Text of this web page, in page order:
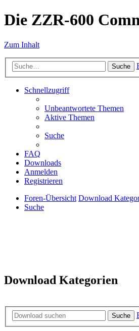
Die ZZR-600
Zum Inhalt
Suche
Schnellzugriff
Unbeantwortete Themen
Aktive Themen
Suche
FAQ
Downloads
Anmelden
Registrieren
Foren-Übersicht Download
Suche
Download Kategorien
Suche